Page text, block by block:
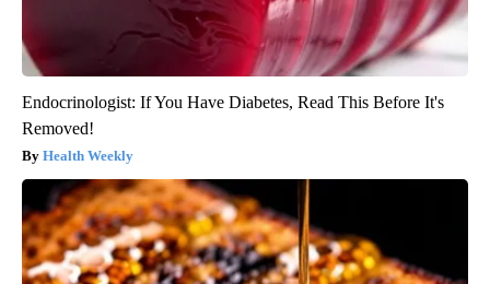
Endocrinologist: If You Have Diabetes, Read This Before It's
Removed!
Health Weekly